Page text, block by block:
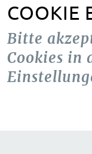
COOKIE
Bitte
Cookies in